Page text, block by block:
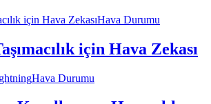
Hava Durumu
için Hava Zekası
Hava Durumu